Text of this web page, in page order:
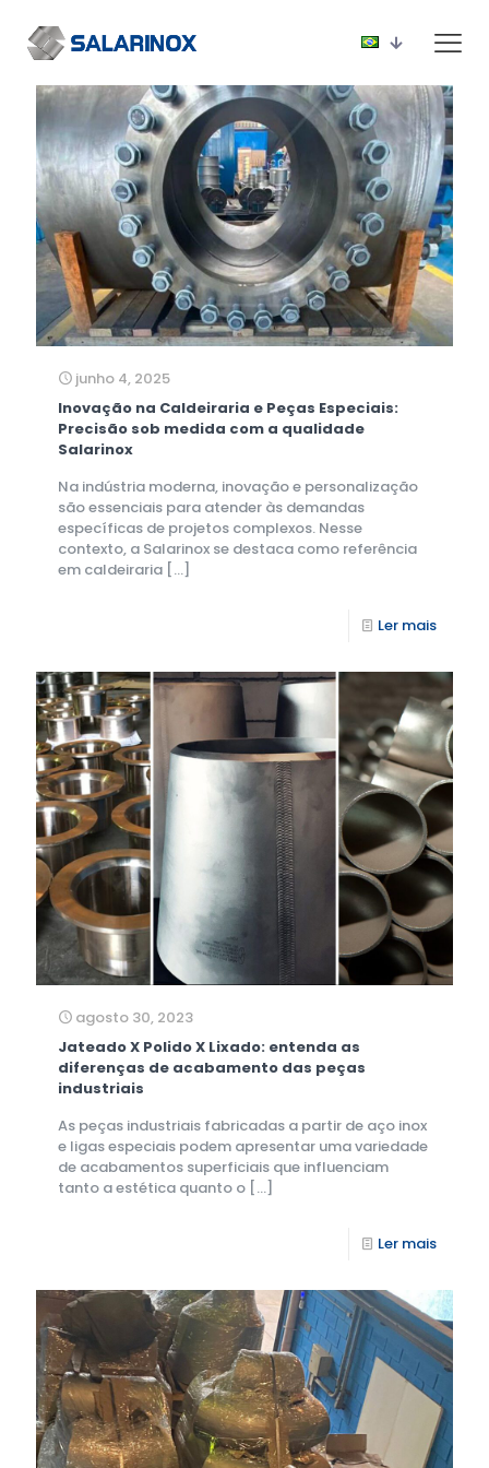
junho 4, 2025
Inovação na Caldeiraria e Peças Especiais:
Precisão sob medida com a qualidade
Salarinox
Na indústria moderna, inovação e personalização
são essenciais para atender às demandas
específicas de projetos complexos. Nesse
contexto, a Salarinox se destaca como referência
em caldeiraria […]
Ler mais
agosto 30, 2023
Jateado X Polido X Lixado: entenda as
diferenças de acabamento das peças
industriais
As peças industriais fabricadas a partir de aço inox
e ligas especiais podem apresentar uma variedade
de acabamentos superficiais que influenciam
tanto a estética quanto o […]
Ler mais